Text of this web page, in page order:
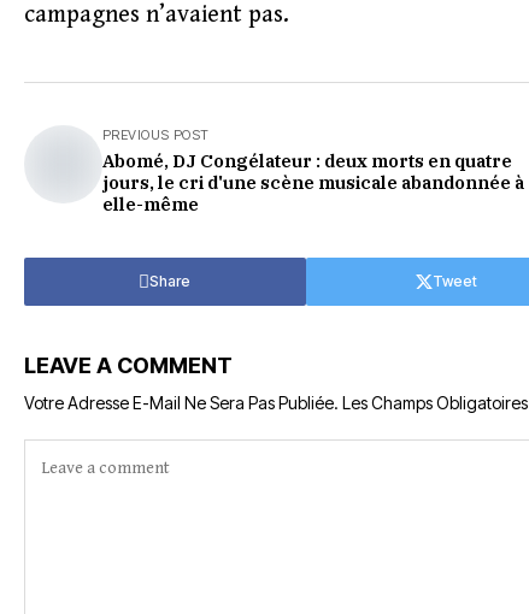
campagnes n’avaient pas.
PREVIOUS POST
Abomé, DJ Congélateur : deux morts en quatre
jours, le cri d'une scène musicale abandonnée à
elle-même
Share Tweet
LEAVE A COMMENT
Votre Adresse E-Mail Ne Sera Pas Publiée. Les Champs